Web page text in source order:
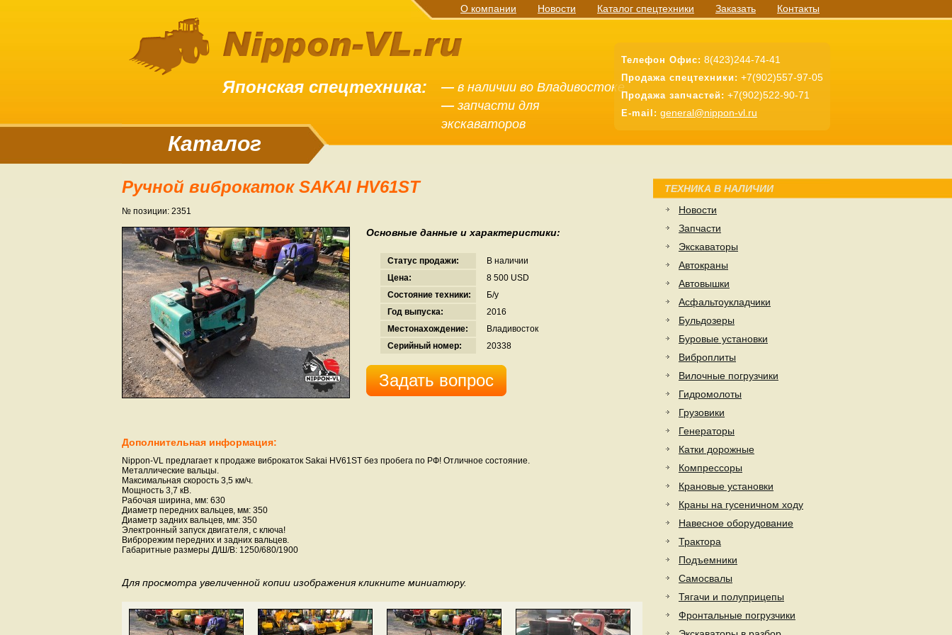
О компании Новости Каталог спецтехники Заказать Контакты
Японская спецтехника: — в наличии во Владивостоке
— запчасти для
экскаваторов
Телефон Офис: 8(423)244-74-41
Продажа спецтехники: +7(902)557-97-05
Продажа запчастей: +7(902)522-90-71
E-mail: general@nippon-vl.ru
Каталог
Ручной виброкаток SAKAI HV61ST
№ позиции: 2351
Основные данные и характеристики:
Статус продажи:
В наличии
Цена:
8 500 USD
Состояние техники:
Б/у
Год выпуска:
2016
Местонахождение:
Владивосток
Серийный номер:
20338
Задать вопрос
Дополнительная информация:
Nippon-VL предлагает к продаже виброкаток Sakai HV61ST без пробега по РФ! Отличное состояние.
Металлические вальцы.
Максимальная скорость 3,5 км/ч.
Мощность 3,7 кВ.
Рабочая ширина, мм: 630
Диаметр передних вальцев, мм: 350
Диаметр задних вальцев, мм: 350
Электронный запуск двигателя, с ключа!
Виброрежим передних и задних вальцев.
Габаритные размеры Д/Ш/В: 1250/680/1900
Для просмотра увеличенной копии изображения кликните миниатюру.
ТЕХНИКА В НАЛИЧИИ
Новости
Запчасти
Экскаваторы
Автокраны
Автовышки
Асфальтоукладчики
Бульдозеры
Буровые установки
Виброплиты
Вилочные погрузчики
Гидромолоты
Грузовики
Генераторы
Катки дорожные
Компрессоры
Крановые установки
Краны на гусеничном ходу
Навесное оборудование
Трактора
Подъемники
Самосвалы
Тягачи и полуприцепы
Фронтальные погрузчики